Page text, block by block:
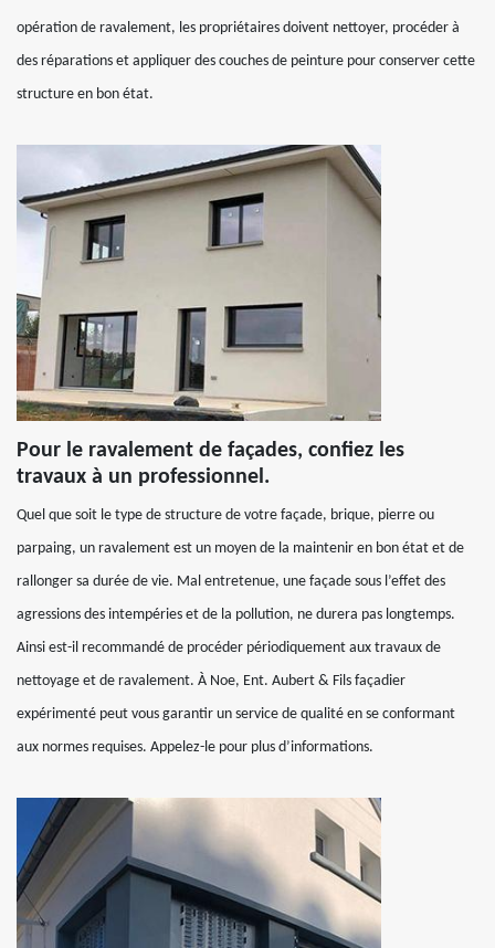
opération de ravalement, les propriétaires doivent nettoyer, procéder à
des réparations et appliquer des couches de peinture pour conserver cette
structure en bon état.
Pour le ravalement de façades, confiez les
travaux à un professionnel.
Quel que soit le type de structure de votre façade, brique, pierre ou
parpaing, un ravalement est un moyen de la maintenir en bon état et de
rallonger sa durée de vie. Mal entretenue, une façade sous l’effet des
agressions des intempéries et de la pollution, ne durera pas longtemps.
Ainsi est-il recommandé de procéder périodiquement aux travaux de
nettoyage et de ravalement. À Noe, Ent. Aubert & Fils façadier
expérimenté peut vous garantir un service de qualité en se conformant
aux normes requises. Appelez-le pour plus d’informations.